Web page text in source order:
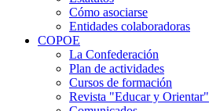
Cómo asociarse
Entidades colaboradoras
COPOE
La Confederación
Plan de actividades
Cursos de formación
Revista "Educar y Orientar"